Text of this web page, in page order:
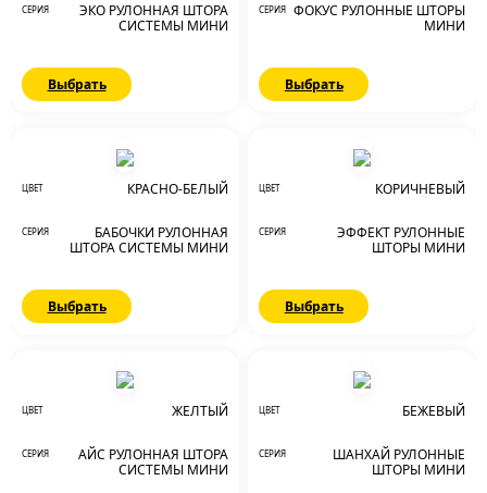
СЕРИЯ
ЭКО РУЛОННАЯ ШТОРА
СИСТЕМЫ МИНИ
Выбрать
СЕРИЯ
ФОКУС РУЛОННЫЕ ШТОРЫ
МИНИ
Выбрать
ЦВЕТ КРАСНО-БЕЛЫЙ
СЕРИЯ
БАБОЧКИ РУЛОННАЯ
ШТОРА СИСТЕМЫ МИНИ
Выбрать
ЦВЕТ КОРИЧНЕВЫЙ
СЕРИЯ
ЭФФЕКТ РУЛОННЫЕ
ШТОРЫ МИНИ
Выбрать
ЦВЕТ ЖЕЛТЫЙ
СЕРИЯ
АЙС РУЛОННАЯ ШТОРА
СИСТЕМЫ МИНИ
ЦВЕТ БЕЖЕВЫЙ
СЕРИЯ
ШАНХАЙ РУЛОННЫЕ
ШТОРЫ МИНИ